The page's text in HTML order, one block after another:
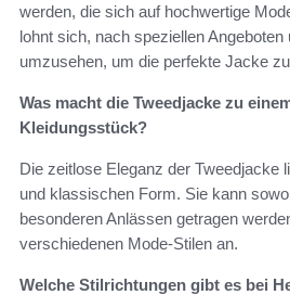
werden, die sich auf hochwertige
lohnt sich, nach speziellen Angeboten
umzusehen, um die perfekte Jacke
Was macht die Tweedjacke zu
Kleidungsstück?
Die zeitlose Eleganz der Tweedjacke
und klassischen Form. Sie kann
besonderen Anlässen getragen
verschiedenen Mode-Stilen an.
Welche Stilrichtungen gibt es bei